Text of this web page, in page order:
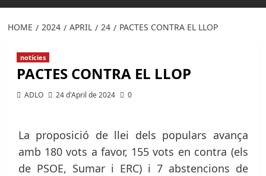
HOME 2024 APRIL 24 PACTES CONTRA EL LLOP
notícies
PACTES CONTRA EL LLOP
ADLO 24 d'April de 2024 0
La proposició de llei dels populars avança
amb 180 vots a favor, 155 vots en contra (els
de PSOE, Sumar i ERC) i 7 abstencions de